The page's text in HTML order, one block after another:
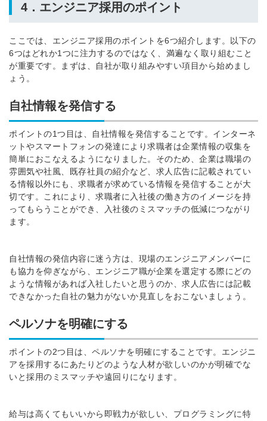
4．エンジニア採用のポイント
ここでは、エンジニア採用のポイントを6つ紹介します。以下の
6つはどれか1つに注力するのではなく、満遍なく取り組むこと
が重要です。
まずは、自社が取り組みやすい項目から始めまし
ょう。
自社情報を発信する
ポイントの1つ目は、自社情報を発信することです。インターネ
ットやスマートフォンの発達により求職者は企業情報の収集を
簡単におこなえるようになりました。そのため、企業は職場の
雰囲気や社風、既存社員の紹介など、求人広告に記載されてい
る情報以外にも、求職者が求めている情報を発信することが大
切です。これにより、求職者に入社後の働き方のイメージを持
ってもらうことができ、入社後のミスマッチの低減につながり
ます。
自社情報の発信内容に迷う方は、現場のエンジニアメンバーに
も協力を仰ぎながら、エンジニア職が企業を選定する際にどの
ような情報があれば入社したいと思うのか、求人広告には記載
できなかった自社の魅力がないか見直しをおこないましょう。
ペルソナを明確にする
ポイントの2つ目は、ペルソナを明確にすることです。エンジニ
アを採用するにあたりどのような人材が欲しいのかが明確でな
いと採用のミスマッチや遠回りになります。
給与は高くてもいいから即戦力が欲しい、プログラミングに特